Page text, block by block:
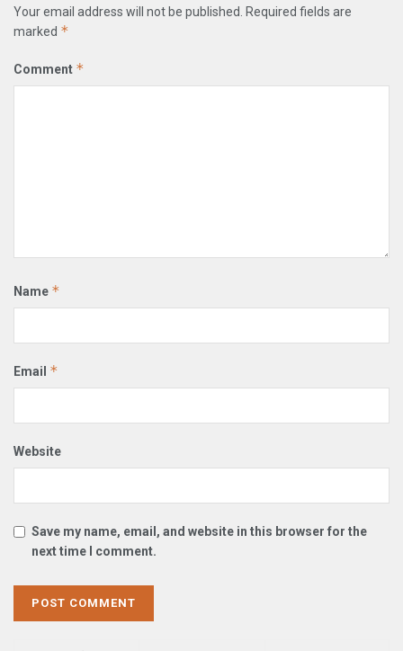
Your email address will not be published.
Required fields are
marked *
Comment *
Name *
Email *
Website
Save my name, email, and website in this browser for the
next time I comment.